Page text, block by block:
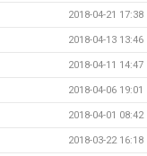
2018-04-21 17:38
2018-04-13 13:46
2018-04-11 14:47
2018-04-06 19:01
2018-04-01 08:42
2018-03-22 16:18